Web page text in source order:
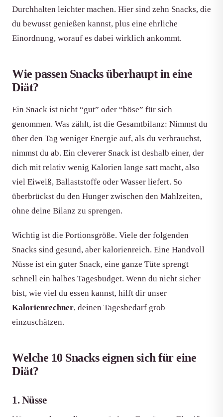
Durchhalten leichter machen. Hier sind zehn Snacks, die
du bewusst genießen kannst, plus eine ehrliche
Einordnung, worauf es dabei wirklich ankommt.
Wie passen Snacks überhaupt in eine
Diät?
Ein Snack ist nicht “gut” oder “böse” für sich
genommen. Was zählt, ist die Gesamtbilanz: Nimmst du
über den Tag weniger Energie auf, als du verbrauchst,
nimmst du ab. Ein cleverer Snack ist deshalb einer, der
dich mit relativ wenig Kalorien lange satt macht, also
viel Eiweiß, Ballaststoffe oder Wasser liefert. So
überbrückst du den Hunger zwischen den Mahlzeiten,
ohne deine Bilanz zu sprengen.
Wichtig ist die Portionsgröße. Viele der folgenden
Snacks sind gesund, aber kalorienreich. Eine Handvoll
Nüsse ist ein guter Snack, eine ganze Tüte sprengt
schnell ein halbes Tagesbudget. Wenn du nicht sicher
bist, wie viel du essen kannst, hilft dir unser
Kalorienrechner, deinen Tagesbedarf grob
einzuschätzen.
Welche 10 Snacks eignen sich für eine
Diät?
1. Nüsse